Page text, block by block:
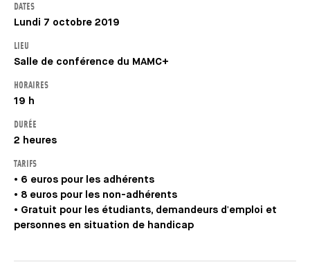
DATES
Lundi 7 octobre 2019
LIEU
Salle de conférence du MAMC+
HORAIRES
19 h
DURÉE
2 heures
TARIFS
• 6 euros pour les adhérents
• 8 euros pour les non-adhérents
• Gratuit pour les étudiants, demandeurs d'emploi et
personnes en situation de handicap